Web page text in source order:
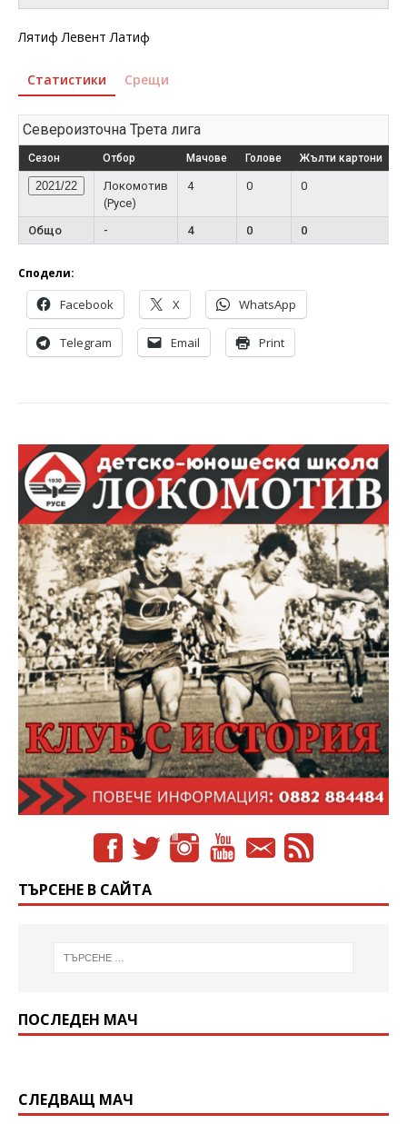
Лятиф Левент Латиф
Статистики Срещи
Североизточна Трета лига
Сезон Отбор Мачове Голове Жълти картони
2021/22
Локомотив
(Русе)
4 0 0
Общо - 4 0 0
Сподели:
Facebook X WhatsApp
Telegram Email Print
ТЪРСЕНЕ В САЙТА
ПОСЛЕДЕН МАЧ
СЛЕДВАЩ МАЧ